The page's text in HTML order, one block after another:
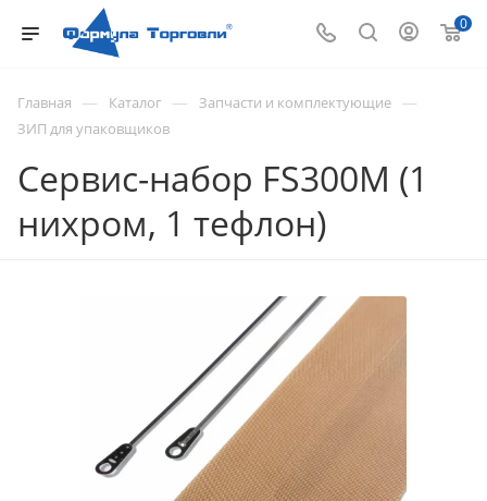
0
Главная — Каталог — Запчасти и комплектующие —
ЗИП для упаковщиков
Сервис-набор FS300М (1
нихром, 1 тефлон)